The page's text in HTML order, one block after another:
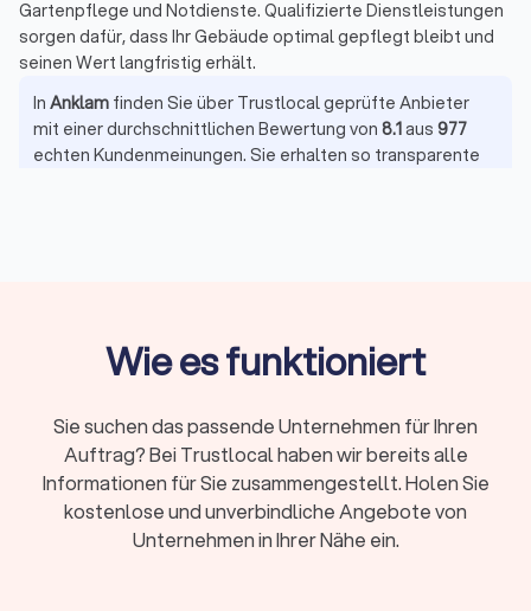
Gartenpflege und Notdienste. Qualifizierte Dienstleistungen
sorgen dafür, dass Ihr Gebäude optimal gepflegt bleibt und
seinen Wert langfristig erhält.
In Anklam finden Sie über Trustlocal geprüfte Anbieter
mit einer durchschnittlichen Bewertung von 8.1aus 977
echten Kundenmeinungen. Sie erhalten so transparente
Hausmeisterservice in Anklam
sorgfältige Prüfung einiger Kriterien. Ein zuverlässiger
Gebäudeservice zeichnet sich durch Erfahrung, qualifiziertes
Personal und ein breites Leistungsangebot aus.
Achten Sie insbesondere auf die Qualifikationen der
Mitarbeiter.Professionelle Hausmeister besitzen
handwerkliche Grundkenntnisse, technisches Verständnis
Wie es funktioniert
Sie suchen das passende Unternehmen für Ihren
Auftrag? Bei Trustlocal haben wir bereits alle
Informationen für Sie zusammengestellt. Holen Sie
kostenlose und unverbindliche Angebote von
Unternehmen in Ihrer Nähe ein.